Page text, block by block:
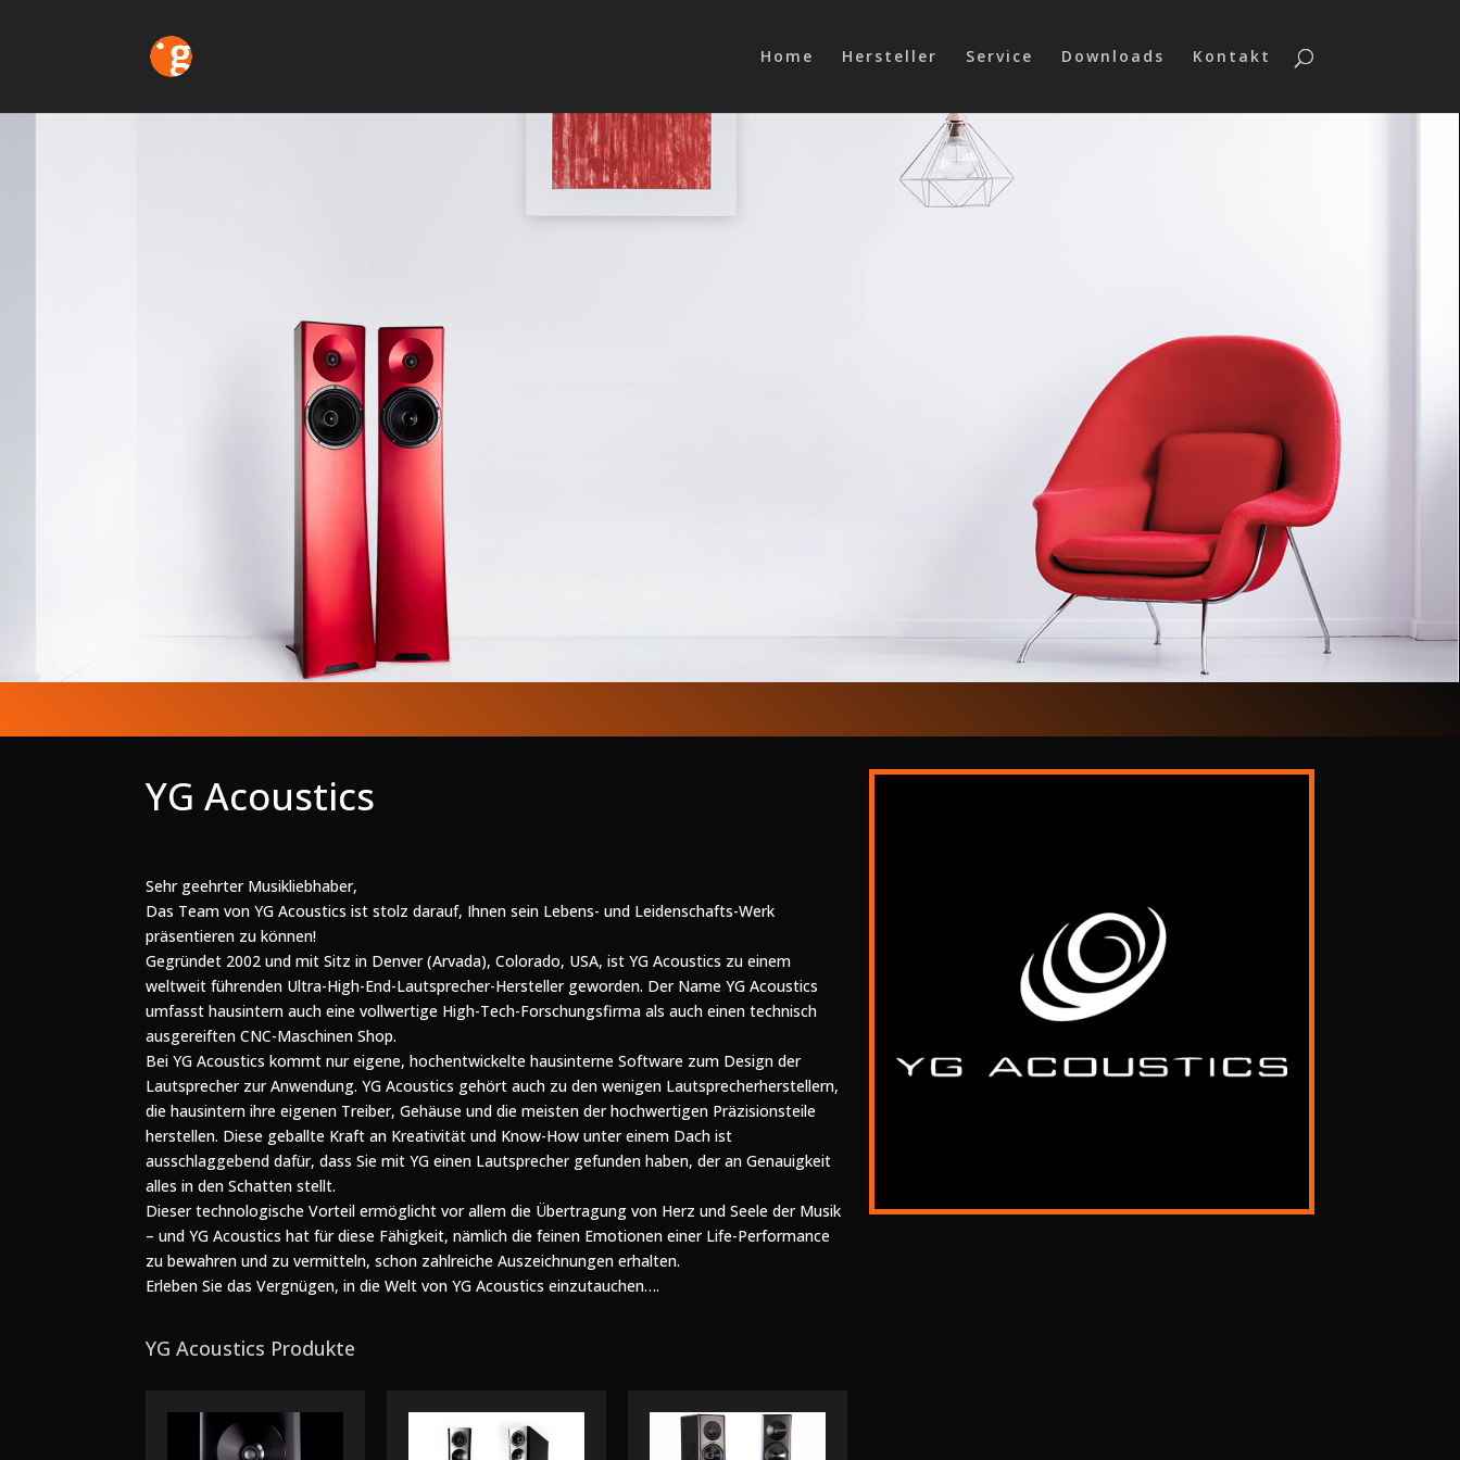
Home Hersteller Service Downloads Kontakt
YG Acoustics
Sehr geehrter Musikliebhaber,
Das Team von YG Acoustics ist stolz darauf, Ihnen sein Lebens- und Leidenschafts-Werk
präsentieren zu können!
Gegründet 2002 und mit Sitz in Denver (Arvada), Colorado, USA, ist YG Acoustics zu einem
weltweit führenden Ultra-High-End-Lautsprecher-Hersteller geworden. Der Name YG Acoustics
umfasst hausintern auch eine vollwertige High-Tech-Forschungsfirma als auch einen technisch
ausgereiften CNC-Maschinen Shop.
Bei YG Acoustics kommt nur eigene, hochentwickelte hausinterne Software zum Design der
Lautsprecher zur Anwendung. YG Acoustics gehört auch zu den wenigen Lautsprecherherstellern,
die hausintern ihre eigenen Treiber, Gehäuse und die meisten der hochwertigen Präzisionsteile
herstellen. Diese geballte Kraft an Kreativität und Know-How unter einem Dach ist
ausschlaggebend dafür, dass Sie mit YG einen Lautsprecher gefunden haben, der an Genauigkeit
alles in den Schatten stellt.
Dieser technologische Vorteil ermöglicht vor allem die Übertragung von Herz und Seele der Musik
– und YG Acoustics hat für diese Fähigkeit, nämlich die feinen Emotionen einer Life-Performance
zu bewahren und zu vermitteln, schon zahlreiche Auszeichnungen erhalten.
Erleben Sie das Vergnügen, in die Welt von YG Acoustics einzutauchen….
YG Acoustics Produkte